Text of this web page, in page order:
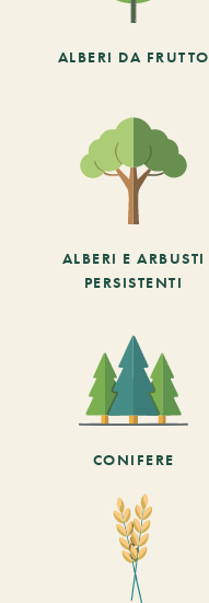
ALBERI DA FRUTTO
ALBERI E ARBUSTI
PERSISTENTI
CONIFERE